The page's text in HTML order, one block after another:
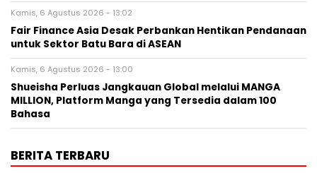
Kamis, 6 Agustus 2026 - 13:02
Fair Finance Asia Desak Perbankan Hentikan Pendanaan
untuk Sektor Batu Bara di ASEAN
Kamis, 6 Agustus 2026 - 13:00
Shueisha Perluas Jangkauan Global melalui MANGA
MILLION, Platform Manga yang Tersedia dalam 100
Bahasa
BERITA TERBARU